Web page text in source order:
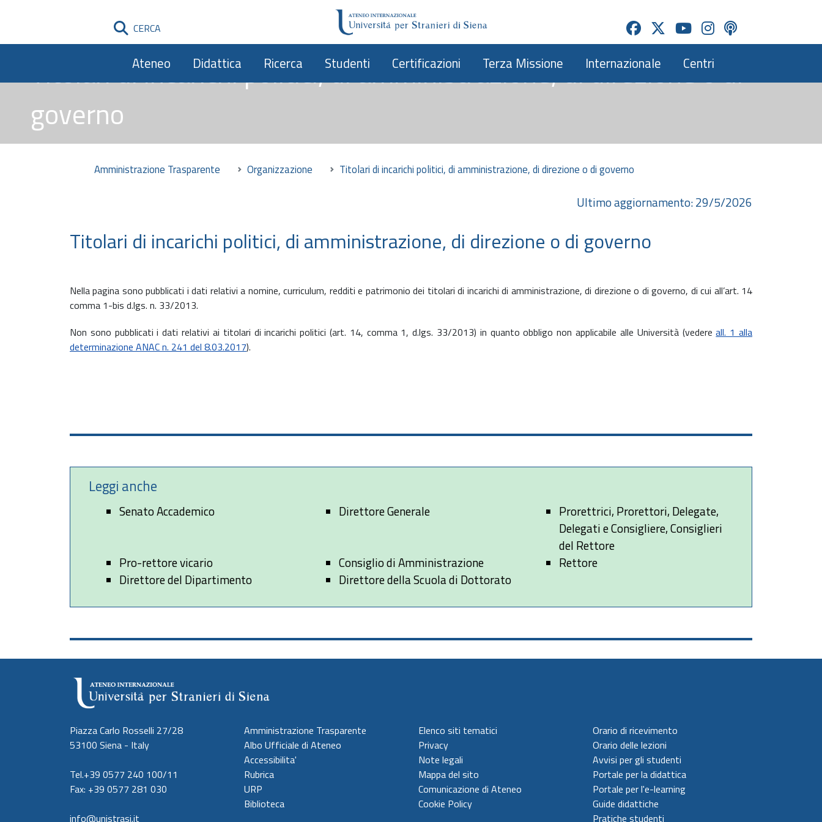
CERCA
Ateneo Didattica Ricerca Studenti Certificazioni Terza Missione Internazionale Centri
Titolari di incarichi politici, di amministrazione, di direzione o di
governo
Amministrazione Trasparente Organizzazione Titolari di incarichi politici, di amministrazione, di direzione o di governo
Ultimo aggiornamento: 29/5/2026
Titolari di incarichi politici, di amministrazione, di direzione o di governo
Nella pagina sono pubblicati i dati relativi a nomine, curriculum, redditi e patrimonio dei titolari di incarichi di amministrazione, di direzione o di governo, di cui all’art. 14
comma 1-bis d.lgs. n. 33/2013.
Non sono pubblicati i dati relativi ai titolari di incarichi politici (art. 14, comma 1, d.lgs. 33/2013) in quanto obbligo non applicabile alle Università (vedereall. 1 alla
determinazione ANAC n. 241 del 8.03.2017).
Leggi anche
Senato Accademico Direttore Generale
Prorettrici, Prorettori, Delegate,
Delegati e Consigliere, Consiglieri
del Rettore
Pro-rettore vicario
Consiglio di Amministrazione
Rettore
Direttore del Dipartimento
Direttore della Scuola di Dottorato
Piazza Carlo Rosselli 27/28
53100 Siena - Italy
Tel.+39 0577 240 100/11
Fax: +39 0577 281 030
info@unistrasi.it
Amministrazione Trasparente
Albo Ufficiale di Ateneo
Accessibilita'
Rubrica
URP
Biblioteca
Elenco siti tematici
Privacy
Note legali
Mappa del sito
Comunicazione di Ateneo
Cookie Policy
Orario di ricevimento
Orario delle lezioni
Avvisi per gli studenti
Portale per la didattica
Portale per l'e-learning
Guide didattiche
Pratiche studenti